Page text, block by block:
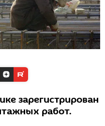
зарегистрирован
работ.